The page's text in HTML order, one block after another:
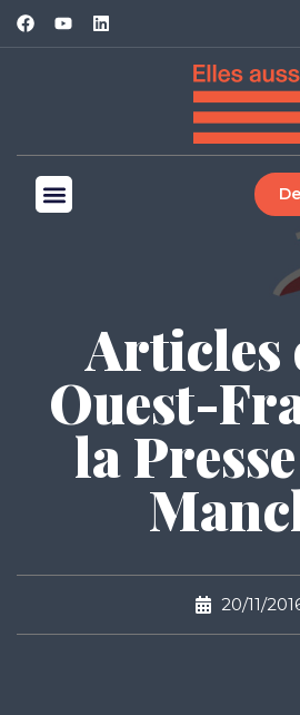
Articles
Ouest-
la
20/11/